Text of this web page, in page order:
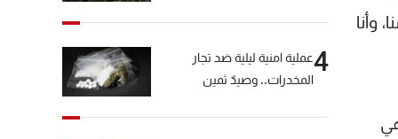
وأنا
4عملية امنية ليلية ضد تجار
المخدرات.. وصيدٌ ثمين